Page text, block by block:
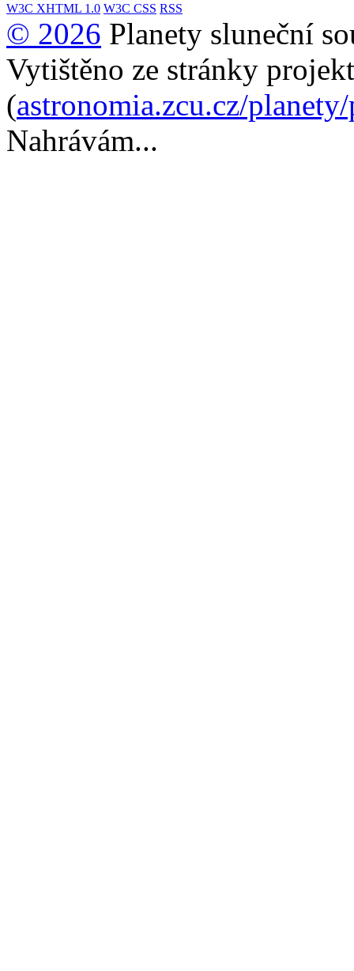
W3C XHTML 1.0 W3C CSS RSS
© 2026 Planety sluneční
Vytištěno ze stránky
(astronomia.zcu.cz/
Nahrávám...